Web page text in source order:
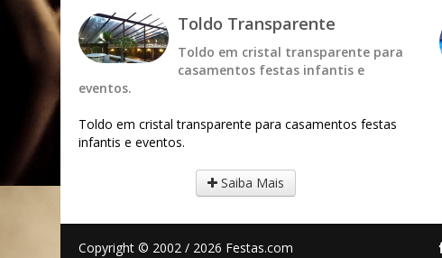
Toldo Transparente
Toldo em cristal transparente para
casamentos festas infantis e
eventos.
Toldo em cristal transparente para casamentos festas
infantis e eventos.
Saiba Mais
Copyright © 2002 / 2026 Festas.com